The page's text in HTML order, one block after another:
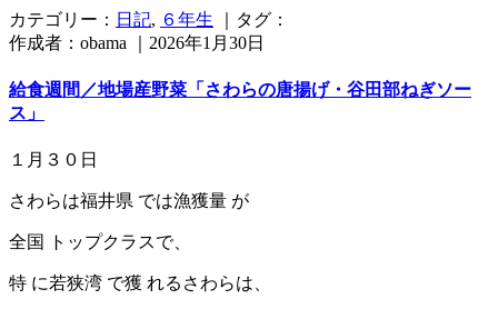
カテゴリー： 日記, ６年生 ｜タグ：
作成者：obama ｜2026年1月30日
給食週間／地場産野菜「さわらの唐揚げ・谷田部ねぎソー
ス」
１月３０日
さわらは福井県 では漁獲量 が
全国 トップクラスで、
特 に若狭湾 で獲 れるさわらは、